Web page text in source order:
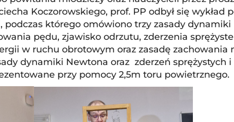
Koczorowskiego, prof. PP odbył się wykład
którego omówiono trzy zasady dynamiki
pędu, zjawisko odrzutu, zderzenia
w ruchu obrotowym oraz zasadę zachowania
dynamiki Newtona oraz zderzeń sprężystych i
przy pomocy 2,5m toru powietrznego.